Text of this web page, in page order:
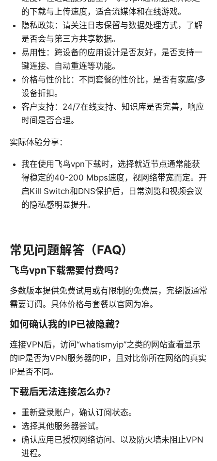
的下载与上传速度，适合流媒体和在线游戏。
隐私政策：请关注日志保留与数据处理方式，了解
是否会与第三方共享数据。
易用性：跨设备的应用设计是否友好，是否支持一
键连接、自动重连等功能。
价格与性价比：不同套餐的性价比，是否有家庭/多
设备折扣。
客户支持：24/7在线支持、知识库是否完善，响应
时间是否合理。
实际体验分享：
我在使用飞鸟vpn下载时，选择就近节点通常能获
得稳定的40-200 Mbps速度，视网络带宽而定。开
启Kill Switch和DNS保护后，日常浏览和视频会议
的隐私感明显提升。
常见问题解答（FAQ）
飞鸟vpn下载需要付费吗？
多数版本提供免费试用或有限制的免费层，完整版通常
需要订阅。具体价格与套餐以官网为准。
如何确认我的IP已被隐藏？
连接VPN后，访问“whatismyip”之类的网站查看显示
的IP是否为VPN服务器的IP，且对比你所在网络的真实
IP是否不同。
下载后无法连接怎么办？
重新登录账户，确认订阅状态。
选择其他服务器尝试。
确认应用已授权网络访问、以及防火墙未阻止VPN
进程。